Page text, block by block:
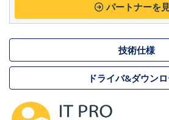
パートナーを
技術仕様
ドライバ&ダウン